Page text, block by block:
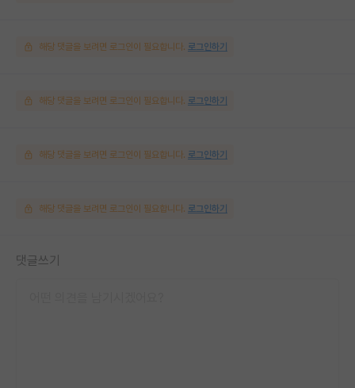
해당 댓글을 보려면 로그인이 필요합니다. 로그인하기
해당 댓글을 보려면 로그인이 필요합니다. 로그인하기
해당 댓글을 보려면 로그인이 필요합니다. 로그인하기
해당 댓글을 보려면 로그인이 필요합니다. 로그인하기
댓글쓰기